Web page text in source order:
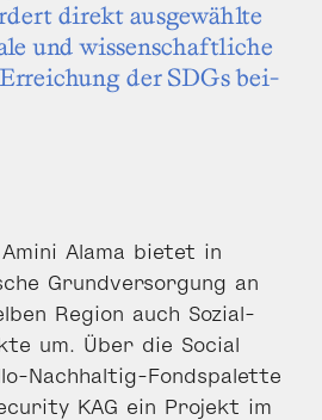
direkt aus­gewählte
und wis­senschaftliche
der SDGs bei­
Alama bietet in
Grund­versor­gung an
Region auch Sozial-
um. Über die Social
Nachhaltig-Fonds­palette
KAG ein Projekt im